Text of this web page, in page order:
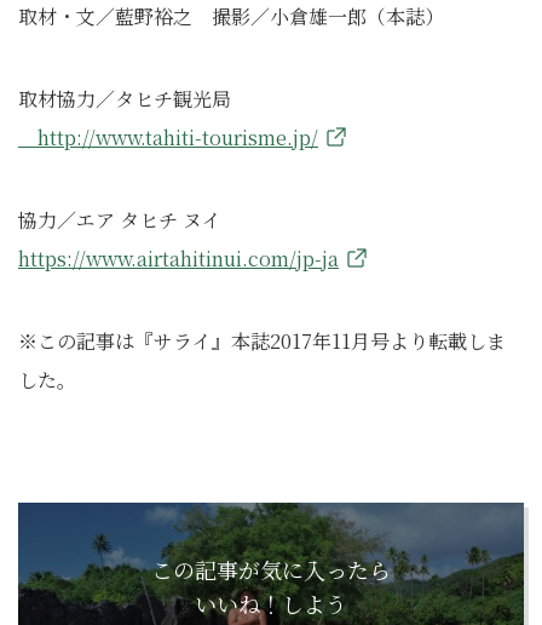
取材・文／藍野裕之 撮影／小倉雄一郎（本誌）
取材協力／タヒチ観光局
http://www.tahiti-tourisme.jp/
協力／エア タヒチ ヌイ
https://www.airtahitinui.com/jp-ja
※この記事は『サライ』本誌2017年11月号より転載しま
した。
この記事が気に入ったら
いいね！しよう